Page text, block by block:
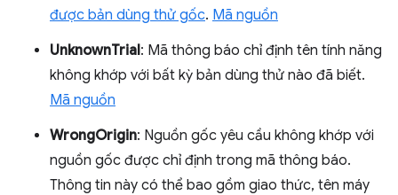
được bản dùng thử gốc. Mã nguồn
UnknownTrial: Mã thông báo chỉ định tên tính năng
không khớp với bất kỳ bản dùng thử nào đã biết.
Mã nguồn
WrongOrigin: Nguồn gốc yêu cầu không khớp với
nguồn gốc được chỉ định trong mã thông báo.
Thông tin này có thể bao gồm giao thức, tên máy